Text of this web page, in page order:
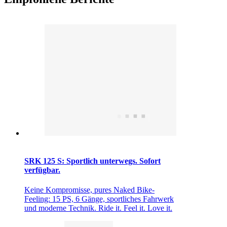
SRK 125 S: Sportlich unterwegs. Sofort
verfügbar.
Keine Kompromisse, pures Naked Bike-
Feeling: 15 PS, 6 Gänge, sportliches Fahrwerk
und moderne Technik. Ride it. Feel it. Love it.